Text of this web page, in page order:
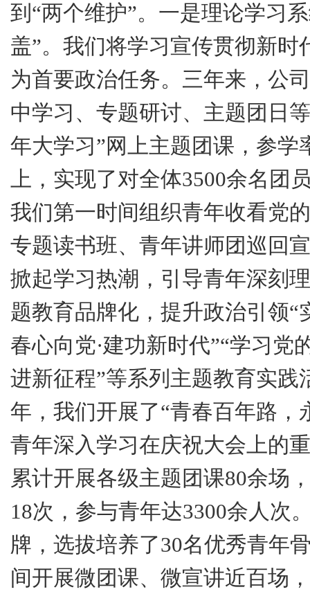
到“两个维护”。 一是理论学习
盖”。我们将学习宣传贯彻新
为首要政治任务。三年来，公
中学习、专题研讨、主题团日
年大学习”网上主题团课，参学
上，实现了对全体3500余名团
我们第一时间组织青年收看党
专题读书班、青年讲师团巡回
掀起学习热潮，引导青年深刻
题教育品牌化，提升政治引领“
春心向党·建功新时代”“学习党
进新征程”等系列主题教育实
年，我们开展了“青春百年路，
青年深入学习在庆祝大会上的
累计开展各级主题团课80余场
18次，参与青年达3300余人次
牌，选拔培养了30名优秀青年
间开展微团课、微宣讲近百场